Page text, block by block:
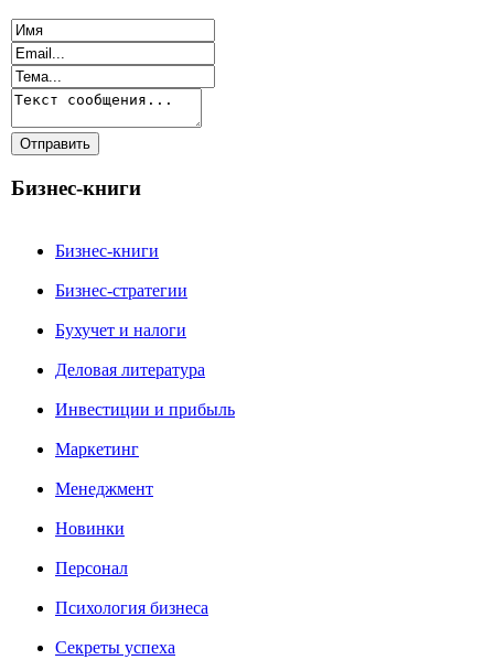
Бизнес-книги
Бизнес-книги
Бизнес-стратегии
Бухучет и налоги
Деловая литература
Инвестиции и прибыль
Маркетинг
Менеджмент
Новинки
Персонал
Психология бизнеса
Секреты успеха